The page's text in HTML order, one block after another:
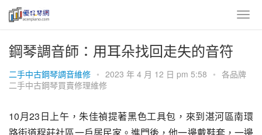
鋼琴調音師：用耳朵找回走失的音符
二手中古鋼琴調音維修 • 2023 年 4 月 12 日 pm 5:58 • 各品牌
二手中古鋼琴買賣修理維修
10月23日上午，朱佳禎提著黑色工具包，來到湛河區南環